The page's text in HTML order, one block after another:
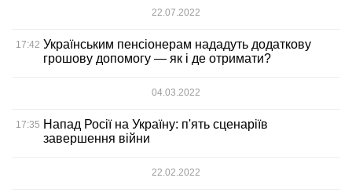
22.07.2022
17:42 Українським пенсіонерам нададуть додаткову
грошову допомогу — як і де отримати?
04.03.2022
17:35 Напад Росії на Україну: п'ять сценаріїв
завершення війни
22.02.2022